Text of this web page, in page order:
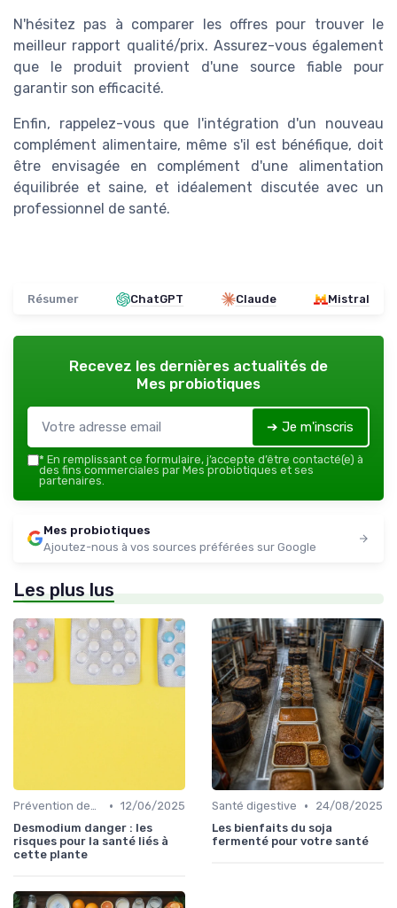
N'hésitez pas à comparer les offres pour trouver le
meilleur rapport qualité/prix. Assurez-vous également
que le produit provient d'une source fiable pour
garantir son efficacité.
Enfin, rappelez-vous que l'intégration d'un nouveau
complément alimentaire, même s'il est bénéfique, doit
être envisagée en complément d'une alimentation
équilibrée et saine, et idéalement discutée avec un
professionnel de santé.
Résumer ChatGPT Claude Mistral
Recevez les dernières actualités de
Mes probiotiques
➔ Je m'inscris
* En remplissant ce formulaire, j’accepte d’être contacté(e) à
des fins commerciales par Mes probiotiques et ses
partenaires.
Mes probiotiques
Ajoutez-nous à vos sources préférées sur Google
Les plus lus
Prévention des maladies • 12/06/2025
Desmodium danger : les
risques pour la santé liés à
cette plante
Santé digestive •
24/08/2025
Les bienfaits du soja
fermenté pour votre santé